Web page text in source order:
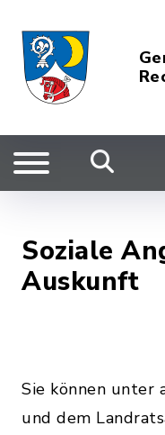
Soziale
Auskunft
Sie können unter
und dem